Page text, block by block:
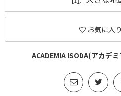
お気に入
ACADEMIA ISODA(アカデ